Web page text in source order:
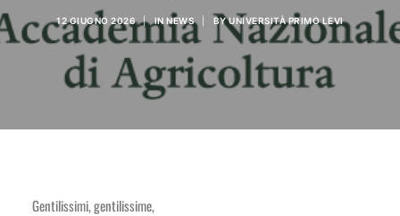
12 GIUGNO 2026 | INNEWS BYUNIVERSITÀ PRIMO LEVI
Gentilissimi, gentilissime,